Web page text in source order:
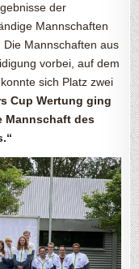
der
Mannschaften
Mannschaften aus
vorbei, auf dem
sich Platz zwei
Cup Wertung ging
Mannschaft des